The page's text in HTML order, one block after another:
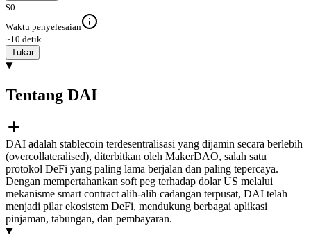
$0
Waktu penyelesaian
~10 detik
Tukar
Tentang DAI
DAI adalah stablecoin terdesentralisasi yang dijamin secara berlebih
(overcollateralised), diterbitkan oleh MakerDAO, salah satu
protokol DeFi yang paling lama berjalan dan paling tepercaya.
Dengan mempertahankan soft peg terhadap dolar US melalui
mekanisme smart contract alih-alih cadangan terpusat, DAI telah
menjadi pilar ekosistem DeFi, mendukung berbagai aplikasi
pinjaman, tabungan, dan pembayaran.